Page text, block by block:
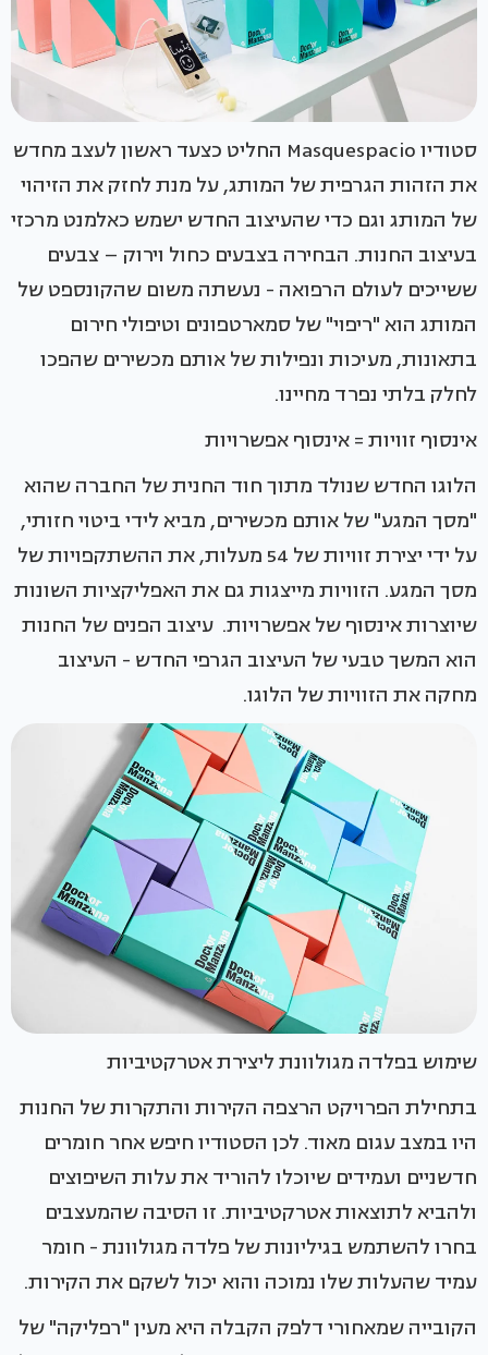
סטודיו Masquespacio החליט כצעד ראשון לעצב מחדש
את הזהות הגרפית של המותג, על מנת לחזק את הזיהוי
של המותג וגם כדי שהעיצוב החדש ישמש כאלמנט מרכזי
בעיצוב החנות. הבחירה בצבעים כחול וירוק – צבעים
ששייכים לעולם הרפואה - נעשתה משום שהקונספט של
המותג הוא "ריפוי" של סמארטפונים וטיפולי חירום
בתאונות, מעיכות ונפילות של אותם מכשירים שהפכו
לחלק בלתי נפרד מחיינו.
אינסוף זוויות = אינסוף אפשרויות
הלוגו החדש שנולד מתוך חוד החנית של החברה שהוא
"מסך המגע" של אותם מכשירים, מביא לידי ביטוי חזותי,
על ידי יצירת זוויות של 54 מעלות, את ההשתקפויות של
מסך המגע. הזוויות מייצגות גם את האפליקציות השונות
שיוצרות אינסוף של אפשרויות. עיצוב הפנים של החנות
הוא המשך טבעי של העיצוב הגרפי החדש - העיצוב
מחקה את הזוויות של הלוגו.
שימוש בפלדה מגולוונת ליצירת אטרקטיביות
בתחילת הפרויקט הרצפה הקירות והתקרות של החנות
היו במצב עגום מאוד. לכן הסטודיו חיפש אחר חומרים
חדשניים ועמידים שיוכלו להוריד את עלות השיפוצים
ולהביא לתוצאות אטרקטיביות. זו הסיבה שהמעצבים
בחרו להשתמש בגיליונות של פלדה מגולוונת - חומר
עמיד שהעלות שלו נמוכה והוא יכול לשקם את הקירות.
הקובייה שמאחורי דלפק הקבלה היא מעין "רפליקה" של